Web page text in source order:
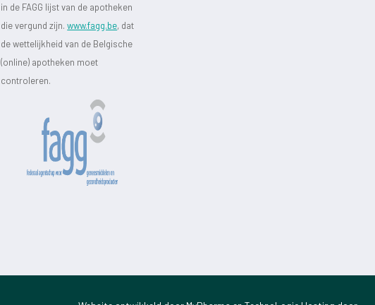
in de FAGG lijst van de apotheken
die vergund zijn.www.fagg.be, dat
de wettelijkheid van de Belgische
(online) apotheken moet
controleren.